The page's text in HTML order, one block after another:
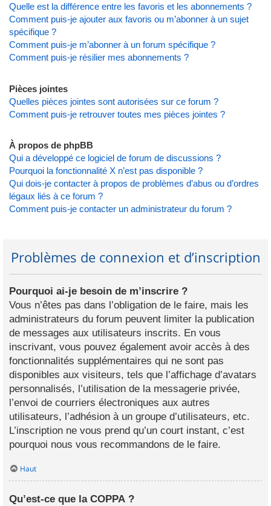
Quelle est la différence entre les favoris et les abonnements ?
Comment puis-je ajouter aux favoris ou m’abonner à un sujet
spécifique ?
Comment puis-je m’abonner à un forum spécifique ?
Comment puis-je résilier mes abonnements ?
Pièces jointes
Quelles pièces jointes sont autorisées sur ce forum ?
Comment puis-je retrouver toutes mes pièces jointes ?
À propos de phpBB
Qui a développé ce logiciel de forum de discussions ?
Pourquoi la fonctionnalité X n’est pas disponible ?
Qui dois-je contacter à propos de problèmes d’abus ou d’ordres
légaux liés à ce forum ?
Comment puis-je contacter un administrateur du forum ?
Problèmes de connexion et d’inscription
Pourquoi ai-je besoin de m’inscrire ?
Vous n’êtes pas dans l’obligation de le faire, mais les
administrateurs du forum peuvent limiter la publication
de messages aux utilisateurs inscrits. En vous
inscrivant, vous pouvez également avoir accès à des
fonctionnalités supplémentaires qui ne sont pas
disponibles aux visiteurs, tels que l’affichage d’avatars
personnalisés, l’utilisation de la messagerie privée,
l’envoi de courriers électroniques aux autres
utilisateurs, l’adhésion à un groupe d’utilisateurs, etc.
L’inscription ne vous prend qu’un court instant, c’est
pourquoi nous vous recommandons de le faire.
Haut
Qu’est-ce que la COPPA ?